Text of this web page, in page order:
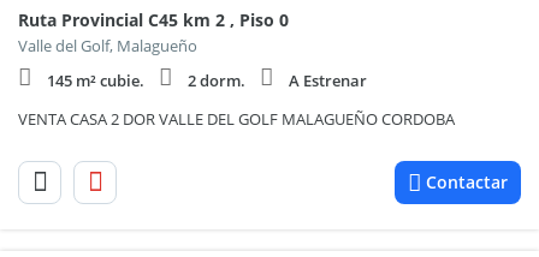
Ruta Provincial C45 km 2 , Piso 0
Valle del Golf, Malagueño
145 m² cubie.
2 dorm.
A Estrenar
VENTA CASA 2 DOR VALLE DEL GOLF MALAGUEÑO CORDOBA
Contactar